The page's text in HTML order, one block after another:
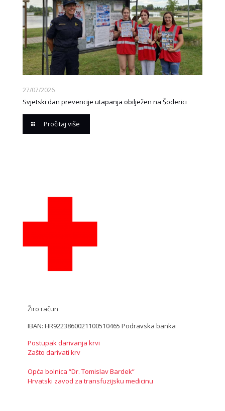
27/07/2026
Svjetski dan prevencije utapanja obilježen na Šoderici
Pročitaj više
Žiro račun
IBAN: HR9223860021100510465 Podravska banka
Postupak darivanja krvi
Zašto darivati krv
Opća bolnica “Dr. Tomislav Bardek”
Hrvatski zavod za transfuzijsku medicinu